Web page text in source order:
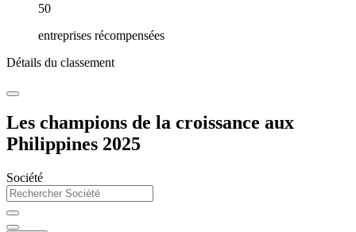
50
entreprises récompensées
Détails du classement
Les champions de la croissance aux
Philippines 2025
Société